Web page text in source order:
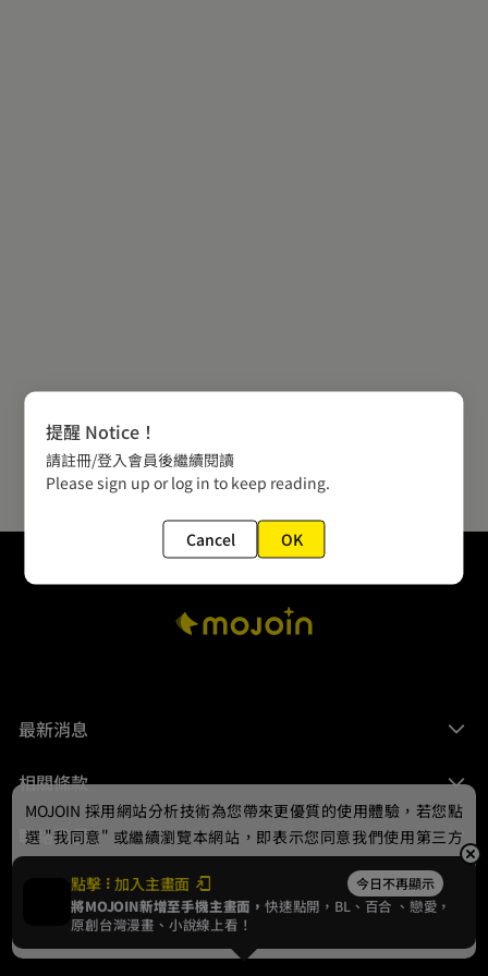
最新消息
相關條款
聯絡我們
© 2024 gamania Digital Entertainment Co., Ltd.
點擊 加入主畫面 今日不再顯示
將MOJOIN新增至手機主畫面，快速點開，BL、 百合 、戀愛，
原創台灣漫畫、小說線上看！
MOJOIN 採用網站分析技術為您帶來更優質的使用體驗，若您點
選 "我同意" 或繼續瀏覽本網站，即表示您同意我們使用第三方
Cookie，欲瞭解更多資訊請見隱私權政策。
我同意
提醒 Notice！
請註冊/登入會員後繼續閱讀
Please sign up or log in to keep reading.
Cancel OK